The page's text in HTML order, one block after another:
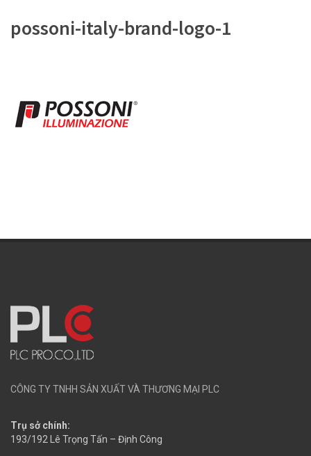
possoni-italy-brand-logo-1
CÔNG TY TNHH SẢN XUẤT VÀ THƯƠNG MẠI PLC
Trụ sở chính:
193/192 Lê Trọng Tấn – Định Công